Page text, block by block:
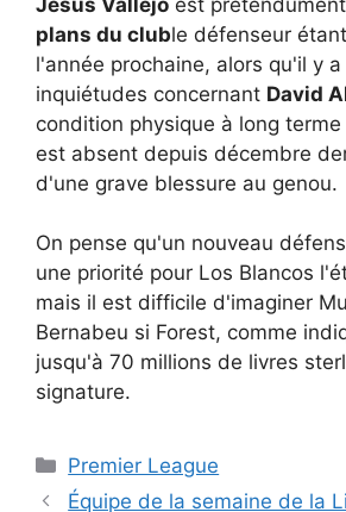
plans du cluble défenseur
l'année prochaine, alors qu'il y a
inquiétudes concernant David
condition physique à long
est absent depuis décembre
d'une grave blessure au genou.
On pense qu'un nouveau
une priorité pour Los Blancos
mais il est difficile d'imaginer
Bernabeu si Forest, comme
jusqu'à 70 millions de livres
signature.
Catégories
Premier League
Équipe de la semaine de la